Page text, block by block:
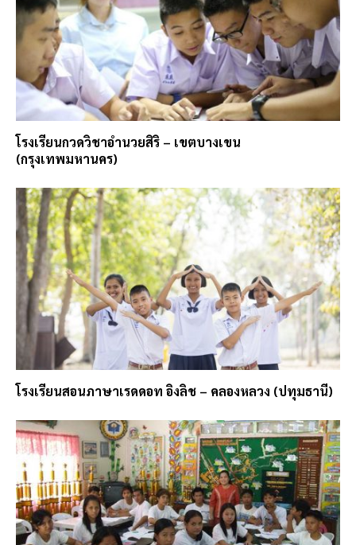
โรงเรียนกวดวิชาอำนวยสิริ – เขตบางเขน
(กรุงเทพมหานคร)
โรงเรียนสอนภาษาเรดดอท อิงลิช – คลองหลวง (ปทุมธานี)